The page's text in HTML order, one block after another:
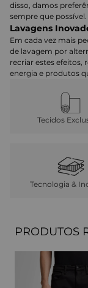
disso, damos
sempre que possível.
Lavagens
Em cada vez mais
de lavagem por
recriar estes efeitos,
energia e produtos
Tecidos
Tecnologia &
PRODUTOS